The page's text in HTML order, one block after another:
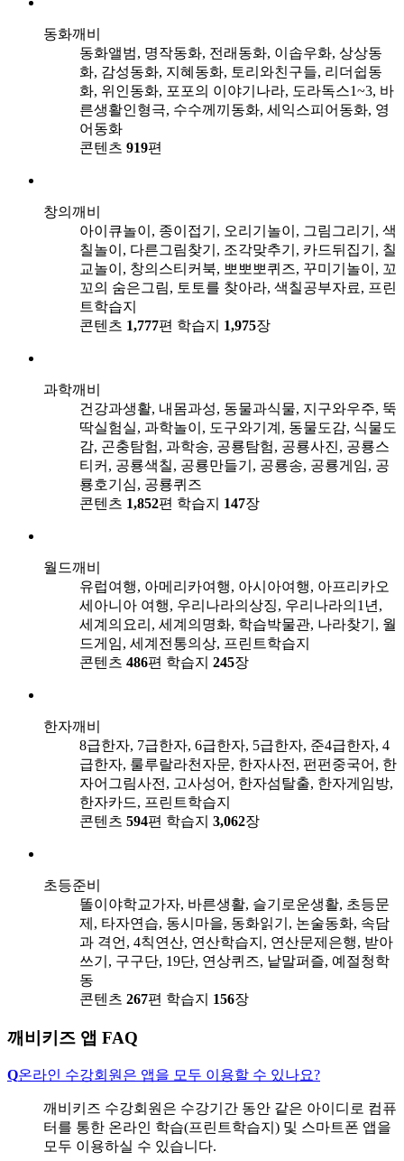
동화깨비
동화앨범, 명작동화, 전래동화, 이솝우화, 상상동
화, 감성동화, 지혜동화, 토리와친구들, 리더쉽동
화, 위인동화, 포포의 이야기나라, 도라독스1~3, 바
른생활인형극, 수수께끼동화, 세익스피어동화, 영
어동화
콘텐츠 919편
창의깨비
아이큐놀이, 종이접기, 오리기놀이, 그림그리기, 색
칠놀이, 다른그림찾기, 조각맞추기, 카드뒤집기, 칠
교놀이, 창의스티커북, 뽀뽀뽀퀴즈, 꾸미기놀이, 꼬
꼬의 숨은그림, 토토를 찾아라, 색칠공부자료, 프린
트학습지
콘텐츠 1,777편 학습지 1,975장
과학깨비
건강과생활, 내몸과성, 동물과식물, 지구와우주, 뚝
딱실험실, 과학놀이, 도구와기계, 동물도감, 식물도
감, 곤충탐험, 과학송, 공룡탐험, 공룡사진, 공룡스
티커, 공룡색칠, 공룡만들기, 공룡송, 공룡게임, 공
룡호기심, 공룡퀴즈
콘텐츠 1,852편 학습지 147장
월드깨비
유럽여행, 아메리카여행, 아시아여행, 아프리카오
세아니아 여행, 우리나라의상징, 우리나라의1년,
세계의요리, 세계의명화, 학습박물관, 나라찾기, 월
드게임, 세계전통의상, 프린트학습지
콘텐츠 486편 학습지 245장
한자깨비
8급한자, 7급한자, 6급한자, 5급한자, 준4급한자, 4
급한자, 룰루랄라천자문, 한자사전, 펀펀중국어, 한
자어그림사전, 고사성어, 한자섬탈출, 한자게임방,
한자카드, 프린트학습지
콘텐츠 594편 학습지 3,062장
초등준비
똘이야학교가자, 바른생활, 슬기로운생활, 초등문
제, 타자연습, 동시마을, 동화읽기, 논술동화, 속담
과 격언, 4칙연산, 연산학습지, 연산문제은행, 받아
쓰기, 구구단, 19단, 연상퀴즈, 낱말퍼즐, 예절청학
동
콘텐츠 267편 학습지 156장
깨비키즈 앱 FAQ
Q온라인 수강회원은 앱을 모두 이용할 수 있나요?
깨비키즈 수강회원은 수강기간 동안 같은 아이디로 컴퓨
터를 통한 온라인 학습(프린트학습지) 및 스마트폰 앱을
모두 이용하실 수 있습니다.